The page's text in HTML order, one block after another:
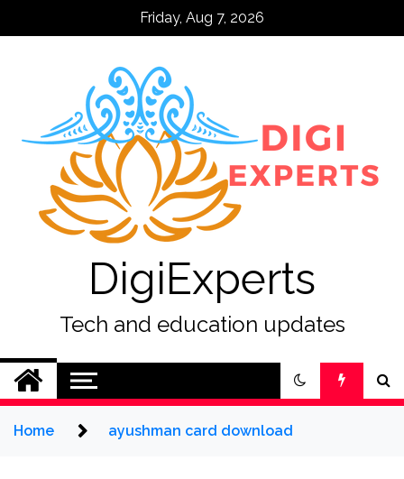
Friday, Aug 7, 2026
DigiExperts
Tech and education updates
Home ayushman card download